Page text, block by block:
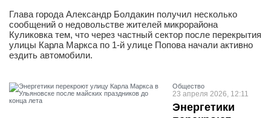
Глава города Александр Болдакин получил несколько
сообщений о недовольстве жителей микрорайона
Куликовка тем, что через частный сектор после перекрытия
улицы Карла Маркса по 1-й улице Попова начали активно
ездить автомобили.
Общество
23 апреля 2026, 12:11
Энергетики